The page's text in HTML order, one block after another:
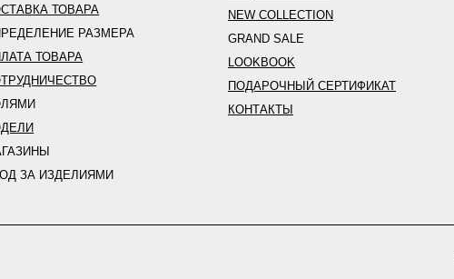
ТОВАРА
РАЗМЕРА
ТОВАРА
ЗА ИЗДЕЛИЯМИ
NEW COLLECTION
GRAND SALE
LOOKBOOK
ПОДАРОЧНЫЙ СЕРТИФИКАТ
КОНТАКТЫ